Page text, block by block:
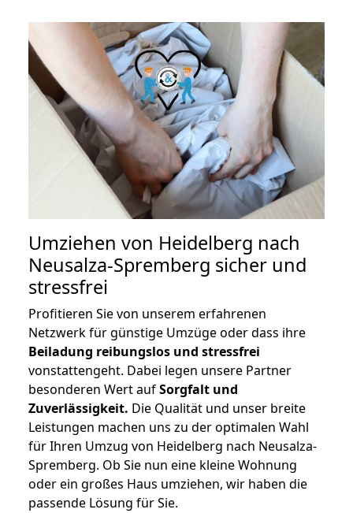
Umziehen von Heidelberg nach
Neusalza-Spremberg sicher und
stressfrei
Profitieren Sie von unserem erfahrenen
Netzwerk für günstige Umzüge oder dass ihre
Beiladung reibungslos und stressfrei
vonstattengeht. Dabei legen unsere Partner
besonderen Wert aufSorgfalt und
Zuverlässigkeit. Die Qualität und unser breite
Leistungen machen uns zu der optimalen Wahl
für Ihren Umzug von Heidelberg nach Neusalza-
Spremberg. Ob Sie nun eine kleine Wohnung
oder ein großes Haus umziehen, wir haben die
passende Lösung für Sie.